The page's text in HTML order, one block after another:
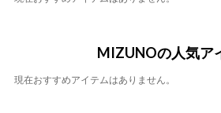
MIZUNOの人気ア
現在おすすめアイテムはありません。